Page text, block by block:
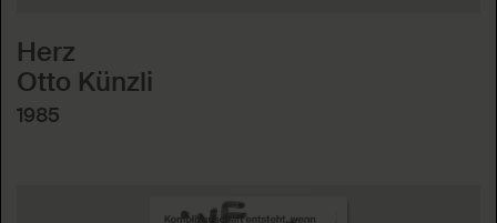
Herz
Otto Künzli
1985